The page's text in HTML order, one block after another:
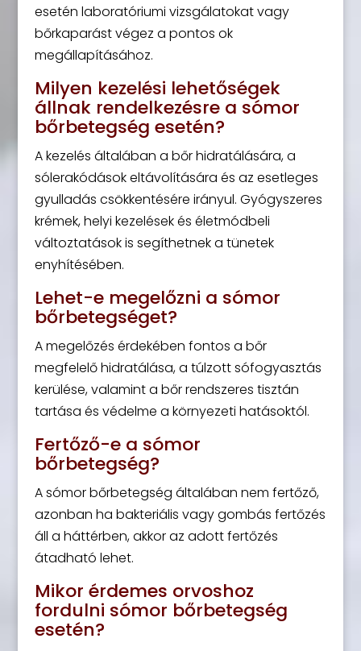
esetén laboratóriumi vizsgálatokat vagy
bőrkaparást végez a pontos ok
megállapításához.
Milyen kezelési lehetőségek
állnak rendelkezésre a sómor
bőrbetegség esetén?
A kezelés általában a bőr hidratálására, a
sólerakódások eltávolítására és az esetleges
gyulladás csökkentésére irányul. Gyógyszeres
krémek, helyi kezelések és életmódbeli
változtatások is segíthetnek a tünetek
enyhítésében.
Lehet-e megelőzni a sómor
bőrbetegséget?
A megelőzés érdekében fontos a bőr
megfelelő hidratálása, a túlzott sófogyasztás
kerülése, valamint a bőr rendszeres tisztán
tartása és védelme a környezeti hatásoktól.
Fertőző-e a sómor
bőrbetegség?
A sómor bőrbetegség általában nem fertőző,
azonban ha bakteriális vagy gombás fertőzés
áll a háttérben, akkor az adott fertőzés
átadható lehet.
Mikor érdemes orvoshoz
fordulni sómor bőrbetegség
esetén?